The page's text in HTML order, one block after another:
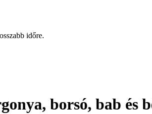
időre.
borsó, bab és